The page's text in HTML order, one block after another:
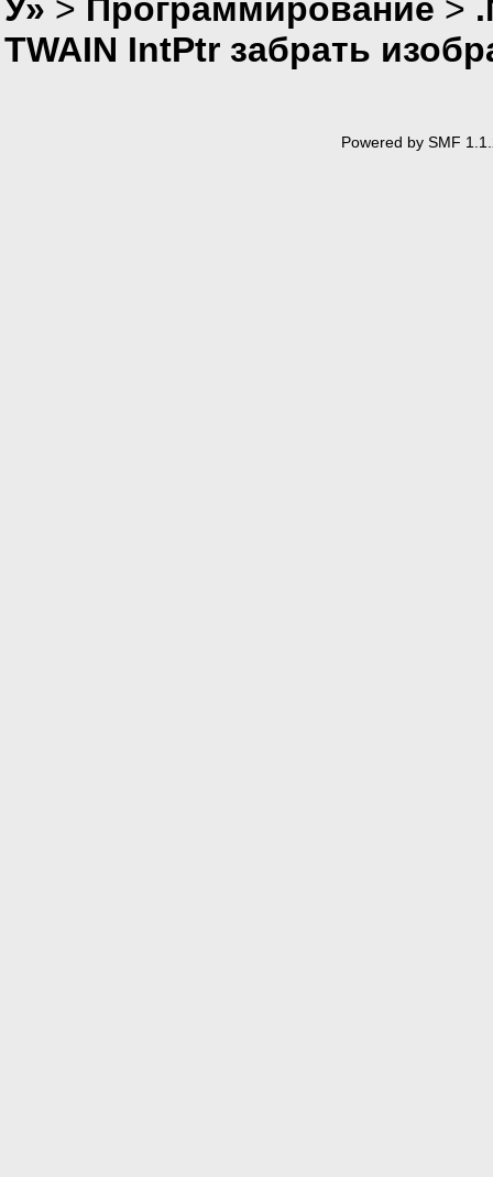
У» > Программирование >
TWAIN IntPtr забрать
Powered by SMF